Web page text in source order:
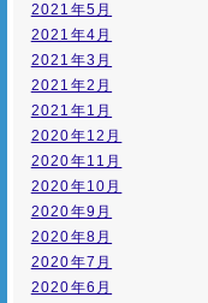
2021年5月
2021年4月
2021年3月
2021年2月
2021年1月
2020年12月
2020年11月
2020年10月
2020年9月
2020年8月
2020年7月
2020年6月